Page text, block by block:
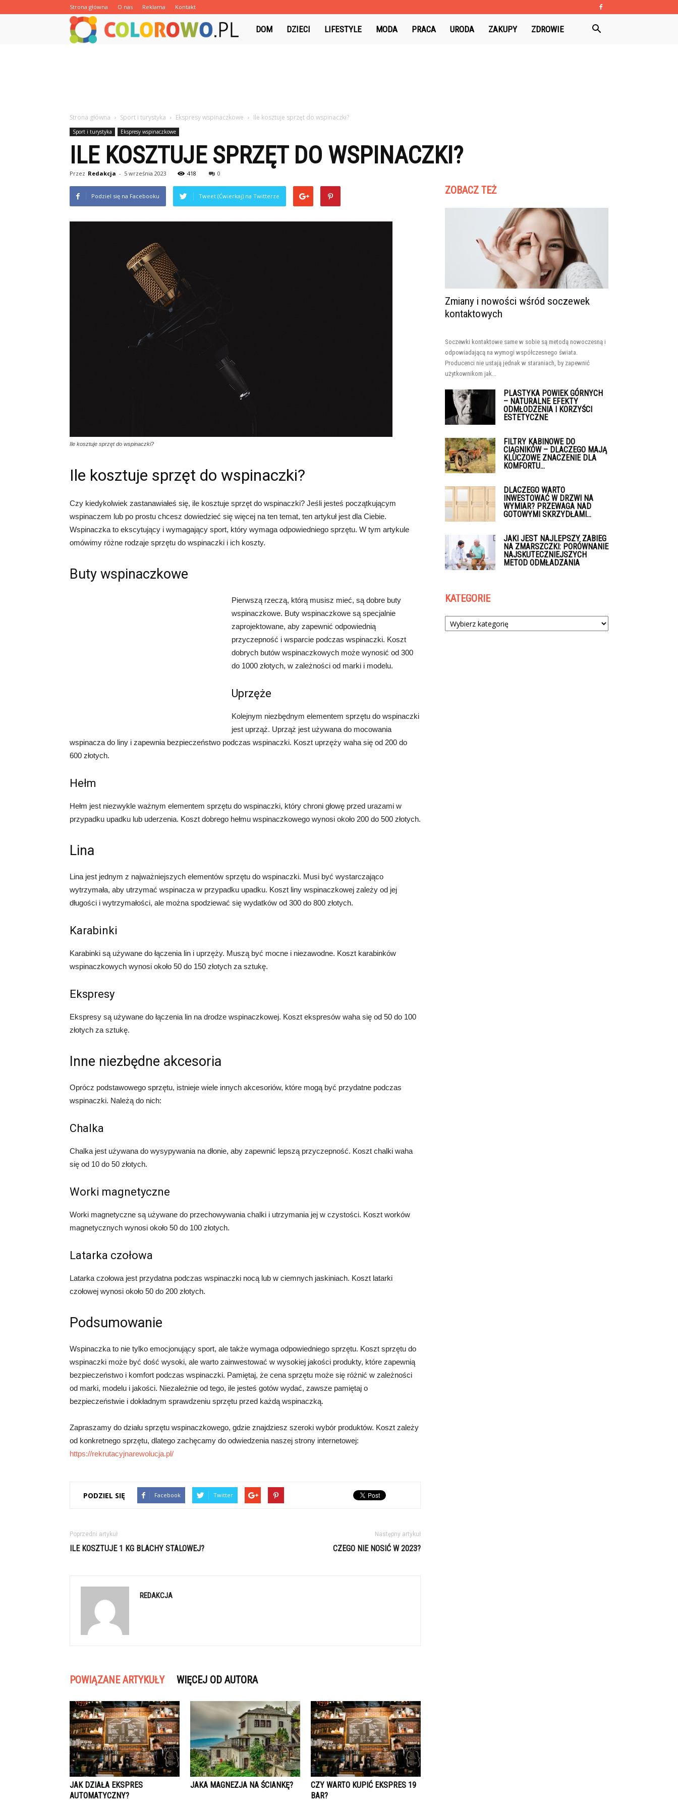
Strona główna O nas Reklama Kontakt
Colorowo.pl
DOM DZIECI LIFESTYLE MODA PRACA URODA ZAKUPY ZDROWIE
Strona główna Sport i turystyka Ekspresy wspinaczkowe Ile kosztuje sprzęt do wspinaczki?
Sport i turystyka Ekspresy wspinaczkowe
ILE KOSZTUJE SPRZĘT DO WSPINACZKI?
Przez Redakcja - 5 września 2023 418 0
Podziel się na Facebooku Tweet (Ćwierkaj) na Twitterze
Ile kosztuje sprzęt do wspinaczki?
Ile kosztuje sprzęt do wspinaczki?
Czy kiedykolwiek zastanawiałeś się, ile kosztuje sprzęt do wspinaczki? Jeśli jesteś początkującym
wspinaczem lub po prostu chcesz dowiedzieć się więcej na ten temat, ten artykuł jest dla Ciebie.
Wspinaczka to ekscytujący i wymagający sport, który wymaga odpowiedniego sprzętu. W tym artykule
omówimy różne rodzaje sprzętu do wspinaczki i ich koszty.
Buty wspinaczkowe
Pierwszą rzeczą, którą musisz mieć, są dobre buty
wspinaczkowe. Buty wspinaczkowe są specjalnie
zaprojektowane, aby zapewnić odpowiednią
przyczepność i wsparcie podczas wspinaczki. Koszt
dobrych butów wspinaczkowych może wynosić od 300
do 1000 złotych, w zależności od marki i modelu.
Uprzęże
Kolejnym niezbędnym elementem sprzętu do wspinaczki
jest uprząż. Uprząż jest używana do mocowania
wspinacza do liny i zapewnia bezpieczeństwo podczas wspinaczki. Koszt uprzęży waha się od 200 do
600 złotych.
Hełm
Hełm jest niezwykle ważnym elementem sprzętu do wspinaczki, który chroni głowę przed urazami w
przypadku upadku lub uderzenia. Koszt dobrego hełmu wspinaczkowego wynosi około 200 do 500 złotych.
Lina
Lina jest jednym z najważniejszych elementów sprzętu do wspinaczki. Musi być wystarczająco
wytrzymała, aby utrzymać wspinacza w przypadku upadku. Koszt liny wspinaczkowej zależy od jej
długości i wytrzymałości, ale można spodziewać się wydatków od 300 do 800 złotych.
Karabinki
Karabinki są używane do łączenia lin i uprzęży. Muszą być mocne i niezawodne. Koszt karabinków
wspinaczkowych wynosi około 50 do 150 złotych za sztukę.
Ekspresy
Ekspresy są używane do łączenia lin na drodze wspinaczkowej. Koszt ekspresów waha się od 50 do 100
złotych za sztukę.
Inne niezbędne akcesoria
Oprócz podstawowego sprzętu, istnieje wiele innych akcesoriów, które mogą być przydatne podczas
wspinaczki. Należą do nich:
Chalka
Chalka jest używana do wysypywania na dłonie, aby zapewnić lepszą przyczepność. Koszt chalki waha
się od 10 do 50 złotych.
Worki magnetyczne
Worki magnetyczne są używane do przechowywania chalki i utrzymania jej w czystości. Koszt worków
magnetycznych wynosi około 50 do 100 złotych.
Latarka czołowa
Latarka czołowa jest przydatna podczas wspinaczki nocą lub w ciemnych jaskiniach. Koszt latarki
czołowej wynosi około 50 do 200 złotych.
Podsumowanie
Wspinaczka to nie tylko emocjonujący sport, ale także wymaga odpowiedniego sprzętu. Koszt sprzętu do
wspinaczki może być dość wysoki, ale warto zainwestować w wysokiej jakości produkty, które zapewnią
bezpieczeństwo i komfort podczas wspinaczki. Pamiętaj, że cena sprzętu może się różnić w zależności
od marki, modelu i jakości. Niezależnie od tego, ile jesteś gotów wydać, zawsze pamiętaj o
bezpieczeństwie i dokładnym sprawdzeniu sprzętu przed każdą wspinaczką.
Zapraszamy do działu sprzętu wspinaczkowego, gdzie znajdziesz szeroki wybór produktów. Koszt zależy
od konkretnego sprzętu, dlatego zachęcamy do odwiedzenia naszej strony internetowej:
https://rekrutacyjnarewolucja.pl/
PODZIEL SIĘ Facebook Twitter
Poprzedni artykuł
ILE KOSZTUJE 1 KG BLACHY STALOWEJ?
Następny artykuł
CZEGO NIE NOSIĆ W 2023?
REDAKCJA
POWIĄZANE ARTYKUŁY WIĘCEJ OD AUTORA
JAK DZIAŁA EKSPRES
AUTOMATYCZNY?
JAKA MAGNEZJA NA ŚCIANKĘ?
CZY WARTO KUPIĆ EKSPRES 19
BAR?
ZOBACZ TEŻ
Zmiany i nowości wśród soczewek
kontaktowych
Soczewki kontaktowe same w sobie są metodą nowoczesną i
odpowiadającą na wymogi współczesnego świata.
Producenci nie ustają jednak w staraniach, by zapewnić
użytkownikom jak...
PLASTYKA POWIEK GÓRNYCH
– NATURALNE EFEKTY
ODMŁODZENIA I KORZYŚCI
ESTETYCZNE
FILTRY KABINOWE DO
CIĄGNIKÓW – DLACZEGO MAJĄ
KLUCZOWE ZNACZENIE DLA
KOMFORTU...
DLACZEGO WARTO
INWESTOWAĆ W DRZWI NA
WYMIAR? PRZEWAGA NAD
GOTOWYMI SKRZYDŁAMI...
JAKI JEST NAJLEPSZY ZABIEG
NA ZMARSZCZKI: PORÓWNANIE
NAJSKUTECZNIEJSZYCH
METOD ODMŁADZANIA
KATEGORIE
Kategorie